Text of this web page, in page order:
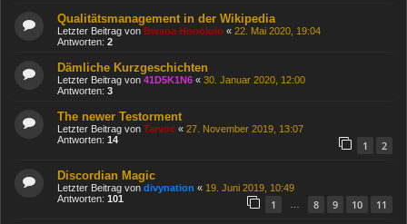
Qualitätsmanagement in der Wikipedia
Letzter Beitrag von Bwana Honolulu « 22. Mai 2020, 19:04
Antworten: 2
Dämliche Kurzgeschichten
Letzter Beitrag von 41D5K1N6 « 30. Januar 2020, 12:00
Antworten: 3
The newer Testorment
Letzter Beitrag von Tarvoc « 27. November 2019, 13:07
Antworten: 14 1 2
Discordian Magic
Letzter Beitrag von divynation « 19. Juni 2019, 10:49
Antworten: 101 1 8 9 10 11